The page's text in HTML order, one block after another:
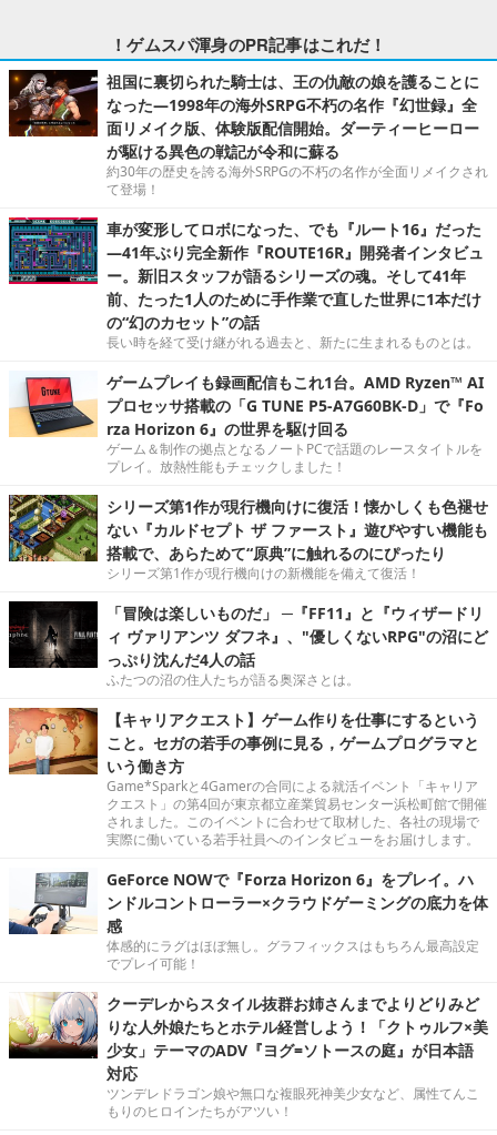
！ゲムスパ渾身のPR記事はこれだ！
祖国に裏切られた騎士は、王の仇敵の娘を護ることに
なった―1998年の海外SRPG不朽の名作『幻世録』全
面リメイク版、体験版配信開始。ダーティーヒーロー
が駆ける異色の戦記が令和に蘇る
約30年の歴史を誇る海外SRPGの不朽の名作が全面リメイクされ
て登場！
車が変形してロボになった、でも『ルート16』だった
―41年ぶり完全新作『ROUTE16R』開発者インタビュ
ー。新旧スタッフが語るシリーズの魂。そして41年
前、たった1人のために手作業で直した世界に1本だけ
の“幻のカセット”の話
長い時を経て受け継がれる過去と、新たに生まれるものとは。
ゲームプレイも録画配信もこれ1台。AMD Ryzen™ AI
プロセッサ搭載の「G TUNE P5-A7G60BK-D」で『Fo
rza Horizon 6』の世界を駆け回る
ゲーム＆制作の拠点となるノートPCで話題のレースタイトルを
プレイ。放熱性能もチェックしました！
シリーズ第1作が現行機向けに復活！懐かしくも色褪せ
ない『カルドセプト ザ ファースト』遊びやすい機能も
搭載で、あらためて“原典”に触れるのにぴったり
シリーズ第1作が現行機向けの新機能を備えて復活！
「冒険は楽しいものだ」 ─『FF11』と『ウィザードリ
ィ ヴァリアンツ ダフネ』、"優しくないRPG"の沼にど
っぷり沈んだ4人の話
ふたつの沼の住人たちが語る奥深さとは。
【キャリアクエスト】ゲーム作りを仕事にするという
こと。セガの若手の事例に見る，ゲームプログラマと
いう働き方
Game*Sparkと4Gamerの合同による就活イベント「キャリア
クエスト」の第4回が東京都立産業貿易センター浜松町館で開催
されました。このイベントに合わせて取材した、各社の現場で
実際に働いている若手社員へのインタビューをお届けします。
GeForce NOWで『Forza Horizon 6』をプレイ。ハ
ンドルコントローラー×クラウドゲーミングの底力を体
感
体感的にラグはほぼ無し。グラフィックスはもちろん最高設定
でプレイ可能！
クーデレからスタイル抜群お姉さんまでよりどりみど
りな人外娘たちとホテル経営しよう！「クトゥルフ×美
少女」テーマのADV『ヨグ=ソトースの庭』が日本語
対応
ツンデレドラゴン娘や無口な複眼死神美少女など、属性てんこ
もりのヒロインたちがアツい！